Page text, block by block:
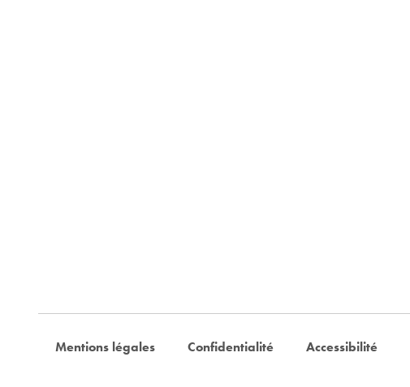
Mentions légales Confidentialité Accessibilité